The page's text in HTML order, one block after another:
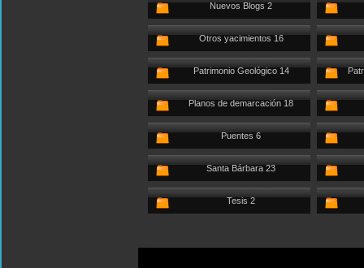
Nuevos Blogs 2
Otros yacimientos 16
Patrimonio Geológico 14
Planos de demarcación 18
Puentes 6
Santa Bárbara 23
Tesis 2